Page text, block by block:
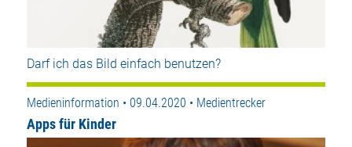
Darf ich das Bild einfach benutzen?
Medieninformation • 09.04.2020 • Medientrecker
Apps für Kinder